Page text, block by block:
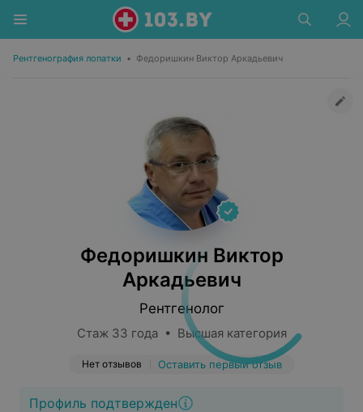
Рентгенография лопатки • Федоришкин Виктор Аркадьевич
Федоришкин Виктор
Аркадьевич
Рентгенолог
Стаж 33 года • Высшая категория
Нет отзывов Оставить первый отзыв
Профиль подтвержден